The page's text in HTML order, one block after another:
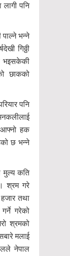
लागी पनि
पाल्ने भन्ने
गिठ्ठी
भइसकेकी
छाकको
पनि
हक
छ भन्ने
कति
श्रम गरे
तथा
गरेको
श्रमको
मलाई
नेपाल